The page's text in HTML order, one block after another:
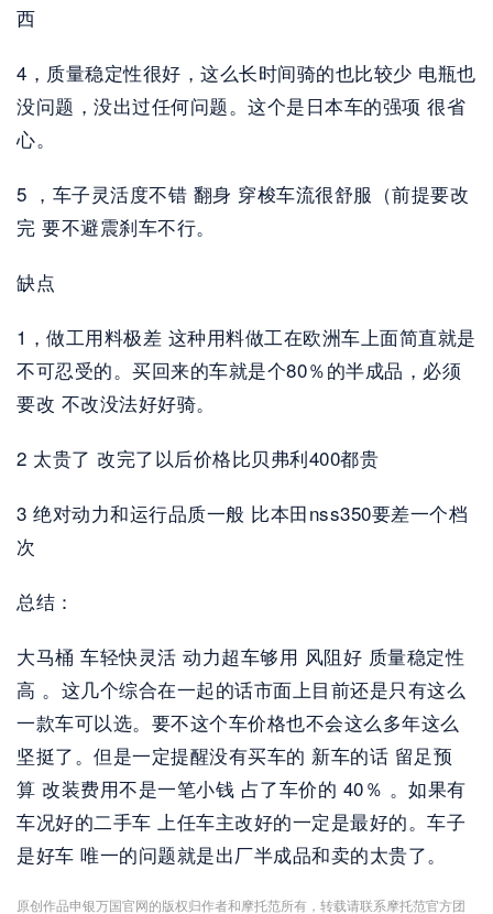
西
4，质量稳定性很好，这么长时间骑的也比较少 电瓶也
没问题，没出过任何问题。这个是日本车的强项 很省
心。
5 ，车子灵活度不错 翻身 穿梭车流很舒服（前提要改
完 要不避震刹车不行。
缺点
1，做工用料极差 这种用料做工在欧洲车上面简直就是
不可忍受的。买回来的车就是个80％的半成品，必须
要改 不改没法好好骑。
2 太贵了 改完了以后价格比贝弗利400都贵
3 绝对动力和运行品质一般 比本田nss350要差一个档
次
总结：
大马桶 车轻快灵活 动力超车够用 风阻好 质量稳定性
高 。这几个综合在一起的话市面上目前还是只有这么
一款车可以选。要不这个车价格也不会这么多年这么
坚挺了。但是一定提醒没有买车的 新车的话 留足预
算 改装费用不是一笔小钱 占了车价的 40％ 。如果有
车况好的二手车 上任车主改好的一定是最好的。车子
是好车 唯一的问题就是出厂半成品和卖的太贵了。
原创作品申银万国官网的版权归作者和摩托范所有，转载请联系摩托范官方团